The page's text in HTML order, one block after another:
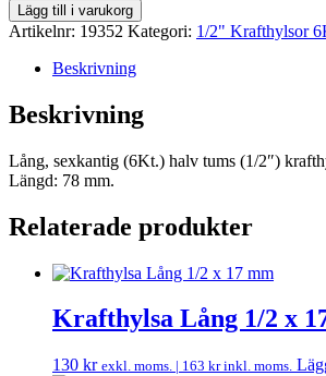
Lägg till i varukorg
Artikelnr: 19352 Kategori: 1/2" Krafthylsor
Beskrivning
Beskrivning
Lång, sexkantig (6Kt.) halv tums (1/2″)
Längd: 78 mm.
Relaterade produkter
Krafthylsa Lång 1/2 x
130 kr exkl. moms. | 163 krinkl. moms.